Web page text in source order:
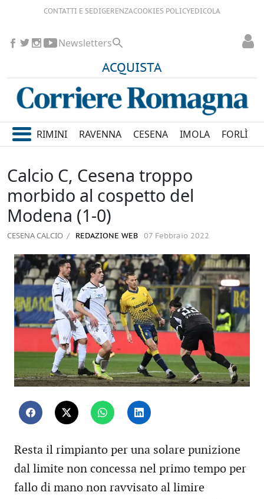
CONTATTI E SEDIGERENZACOOKIES POLICYEDICOLA
ACQUISTA
Newsletters
RIMINI RAVENNA CESENA IMOLA FORLÌ
Calcio C, Cesena troppo
morbido al cospetto del
Modena (1-0)
CESENA CALCIO REDAZIONE WEB 07 Febbraio 2022
Resta il rimpianto per una solare punizione
dal limite non concessa nel primo tempo per
fallo di mano non ravvisato al limire